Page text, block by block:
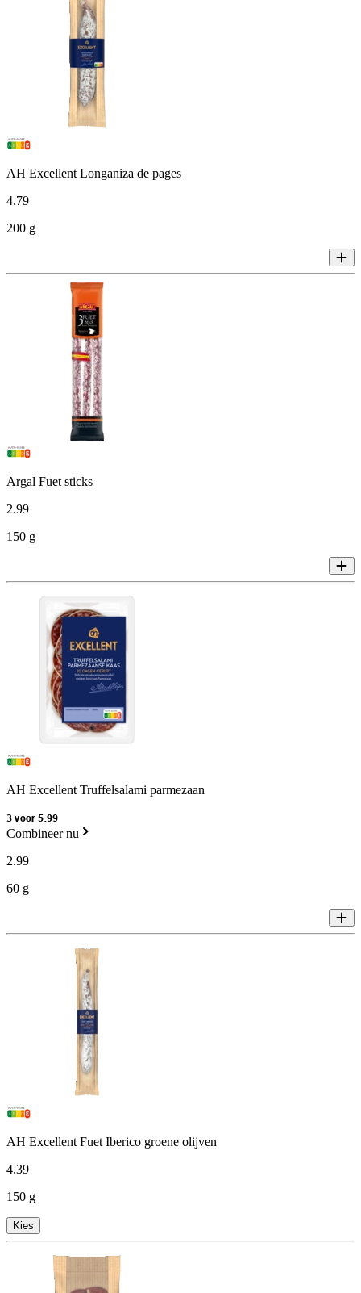
AH Excellent Longaniza de pages
4.79
200 g
Argal Fuet sticks
2.99
150 g
AH Excellent Truffelsalami parmezaan
3 voor 5.99
Combineer nu
2.99
60 g
AH Excellent Fuet Iberico groene olijven
4.39
150 g
Kies